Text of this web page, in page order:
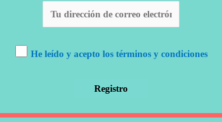
He leído y acepto los términos y condiciones